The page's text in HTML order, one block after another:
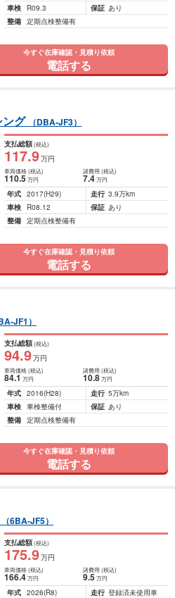
車検
R09.3 保証 あり
整備 定期点検整備有
今すぐ在庫確認・見積り依頼
電話する
ング （DBA-JF3）
支払総額(税込)
117.9万円
車両価格(税込)
110.5万円
諸費用 (税込)
7.4 万円
年式 2017(H29) 走行 3.9万km
車検
R08.12 保証 あり
整備 定期点検整備有
今すぐ在庫確認・見積り依頼
電話する
JF1）
支払総額(税込)
94.9万円
車両価格(税込)
84.1万円
諸費用 (税込)
10.8 万円
年式 2016(H28) 走行 5万km
車検 車検整備付 保証 あり
整備 定期点検整備有
今すぐ在庫確認・見積り依頼
電話する
（6BA-JF5）
支払総額(税込)
175.9万円
車両価格(税込)
166.4万円
諸費用 (税込)
9.5 万円
年式 2026(R8) 走行 登録済未使用車